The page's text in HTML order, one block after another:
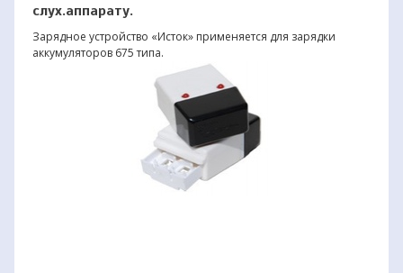
слух.аппарату.
Зарядное устройство «Исток» применяется для зарядки
аккумуляторов 675 типа.